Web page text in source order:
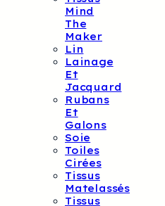
Mind
The
Maker
Lin
Lainage
Et
Jacquard
Rubans
Et
Galons
Soie
Toiles
Cirées
Tissus
Matelassés
Tissus